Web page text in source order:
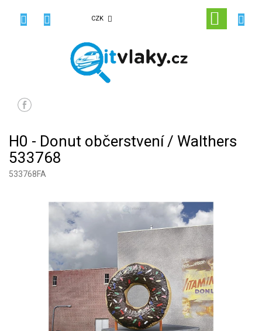
CZK
KOŠÍK
H0 - Donut občerstvení / Walthers
533768
533768FA